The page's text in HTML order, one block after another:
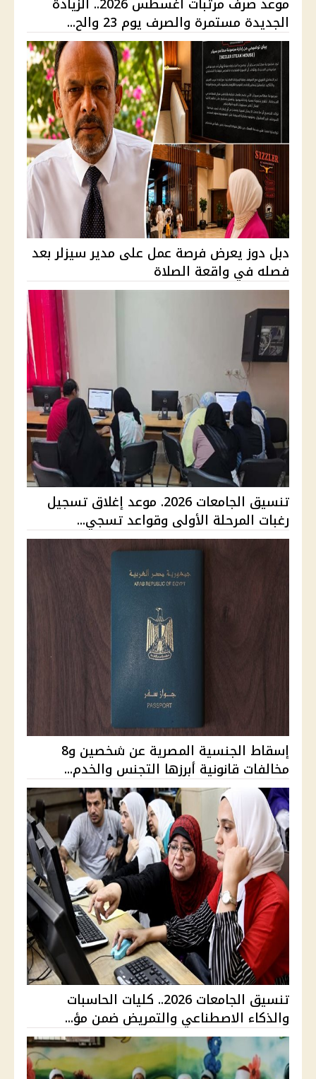
الجديدة مستمرة والصرف يوم 23 والح...
دبل دوز يعرض فرصة عمل على مدير سيزلر بعد
فصله في واقعة الصلاة
تنسيق الجامعات 2026. موعد إغلاق تسجيل
رغبات المرحلة الأولى وقواعد تسجي...
إسقاط الجنسية المصرية عن شخصين و8
مخالفات قانونية أبرزها التجنس والخدم...
تنسيق الجامعات 2026.. كليات الحاسبات
والذكاء الاصطناعي والتمريض ضمن مؤ...